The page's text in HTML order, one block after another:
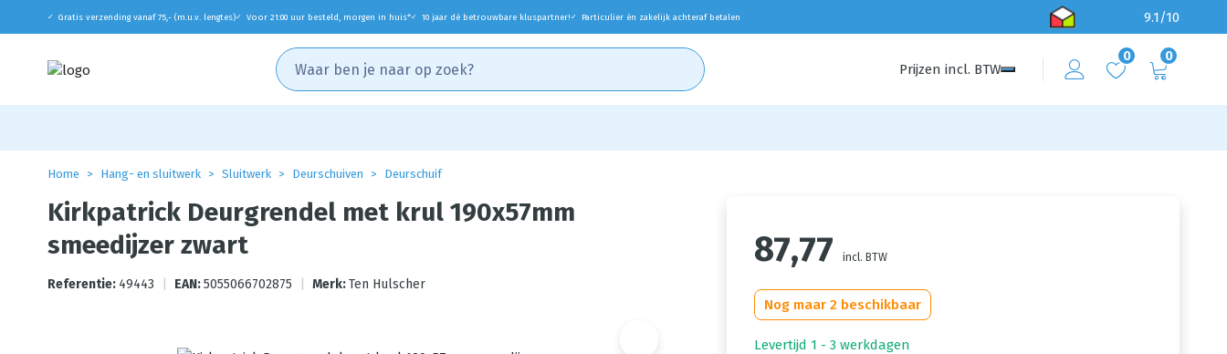
✓ Gratis verzending vanaf 75,- (m.u.v. lengtes)✓ Voor 21:00 uur besteld, morgen in huis*✓ 10 jaar dé betrouwbare kluspartner! ✓ Particulier én zakelijk achteraf betalen 9.1/10
Prijzen incl. BTW
0 0
Home Hang- en sluitwerk Sluitwerk Deurschuiven Deurschuif
Kirkpatrick Deurgrendel met krul 190x57mm
smeedijzer zwart
Referentie: 49443 EAN:5055066702875 Merk:Ten Hulscher
87,77 incl. BTW
Nog maar 2 beschikbaar
Levertijd 1 - 3 werkdagen